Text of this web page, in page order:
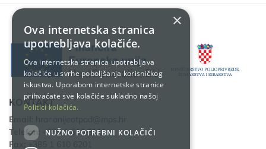
KONTAKT
Email:
hrananijeotpad@mps.hr
Telefon:
+385 1 610 6111
Fax:
+385 1 610 6201
×
Ova internetska stranica
upotrebljava kolačiće.
Ova internetska stranica upotrebljava
kolačiće u svrhe poboljšanja korisničkog
iskustva. Uporabom internetske stranice
prihvaćate sve kolačiće sukladno našoj
Politici kolačića.
NUŽNO POTREBNI KOLAČIĆI